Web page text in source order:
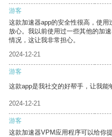
游客
这款加速器app的安全性很高，使
放心。我以前使用过一些其他的加
情况，这让我非常担心。
2024-12-21
游客
这款app是我社交的好帮手，让我能
2024-12-21
游客
这款加速器VPM应用程序可以给你